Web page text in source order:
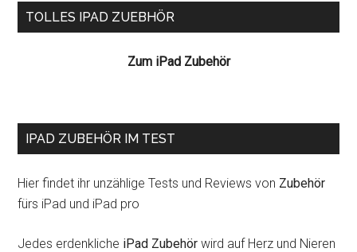
Seitenspalte
TOLLES IPAD ZUEBHÖR
Zum iPad Zubehör
IPAD ZUBEHÖR IM TEST
Hier findet ihr unzählige Tests und Reviews von Zubehör
fürs iPad und iPad pro
Jedes erdenkliche iPad Zubehör wird auf Herz und Nieren